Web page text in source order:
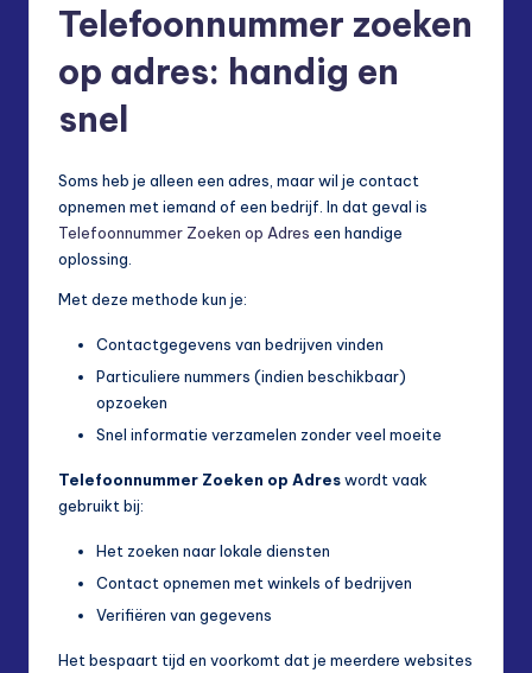
Telefoonnummer zoeken
op adres: handig en
snel
Soms heb je alleen een adres, maar wil je contact
opnemen met iemand of een bedrijf. In dat geval is
Telefoonnummer Zoeken op Adres een handige
oplossing.
Met deze methode kun je:
Contactgegevens van bedrijven vinden
Particuliere nummers (indien beschikbaar)
opzoeken
Snel informatie verzamelen zonder veel moeite
Telefoonnummer Zoeken op Adreswordt vaak
gebruikt bij:
Het zoeken naar lokale diensten
Contact opnemen met winkels of bedrijven
Verifiëren van gegevens
Het bespaart tijd en voorkomt dat je meerdere websites